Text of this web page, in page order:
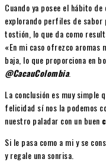
Cuando ya posee el hábito
explorando perfiles de sabor
tostión, lo que da como
«En mi caso ofrezco aromas
baja, lo que proporciona en
@CacauColombia.
La conclusión es muy simple
felicidad sí nos la podemos
nuestro paladar con un buen
Si le pasa como a mi y se
y regale una sonrisa.